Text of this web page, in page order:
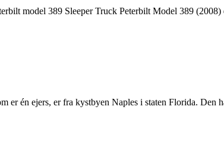
model 389 Sleeper Truck Peterbilt Model 389
er én ejers, er fra kystbyen Naples i staten Florida.